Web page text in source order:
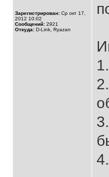
Зарегистрирован: Ср окт 17,
2012 10:02
Сообщений: 2921
Откуда: D-Link, Ryazan